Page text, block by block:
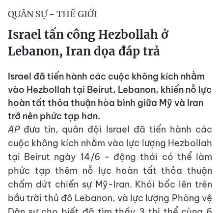
QUÂN SỰ - THẾ GIỚI
Israel tấn công Hezbollah ở
Lebanon, Iran dọa đáp trả
Israel đã tiến hành các cuộc không kích nhằm
vào Hezbollah tại Beirut, Lebanon, khiến nỗ lực
hoàn tất thỏa thuận hòa bình giữa Mỹ và Iran
trở nên phức tạp hơn.
AP đưa tin, quân đội Israel đã tiến hành các
cuộc không kích nhằm vào lực lượng Hezbollah
tại Beirut ngày 14/6 - động thái có thể làm
phức tạp thêm nỗ lực hoàn tất thỏa thuận
chấm dứt chiến sự Mỹ-Iran. Khói bốc lên trên
bầu trời thủ đô Lebanon, và lực lượng Phòng vệ